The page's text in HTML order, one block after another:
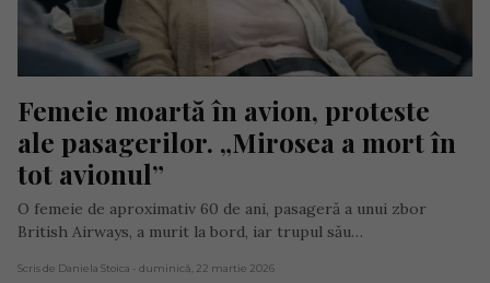
Femeie moartă în avion, proteste
ale pasagerilor. „Mirosea a mort în
tot avionul”
O femeie de aproximativ 60 de ani, pasageră a unui zbor
British Airways, a murit la bord, iar trupul său…
Scris de Daniela Stoica - duminică, 22 martie 2026